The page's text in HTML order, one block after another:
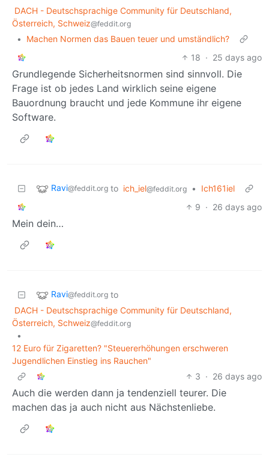
DACH - Deutschsprachige Community für Deutschland,
Österreich, Schweiz@feddit.org
•
Machen Normen das Bauen teuer und umständlich?
18 · 25 days ago
Grundlegende Sicherheitsnormen sind sinnvoll. Die
Frage ist ob jedes Land wirklich seine eigene
Bauordnung braucht und jede Kommune ihr eigene
Software.
Ravi@feddit.org to ich_iel@feddit.org •
Ich161iel
9 · 26 days ago
Mein dein…
Ravi@feddit.org to
DACH - Deutschsprachige Community für Deutschland,
Österreich, Schweiz@feddit.org
•
12 Euro für Zigaretten? "Steuererhöhungen erschweren
Jugendlichen Einstieg ins Rauchen"
3 · 26 days ago
Auch die werden dann ja tendenziell teurer. Die
machen das ja auch nicht aus Nächstenliebe.